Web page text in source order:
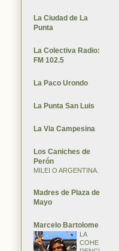
La Ciudad de La
Punta
La Colectiva Radio:
FM 102.5
La Paco Urondo
La Punta San Luis
La Via Campesina
Los Caniches de
Perón
MILEI O ARGENTINA.
Madres de Plaza de
Mayo
Marcelo Bartolome
LA
COHE